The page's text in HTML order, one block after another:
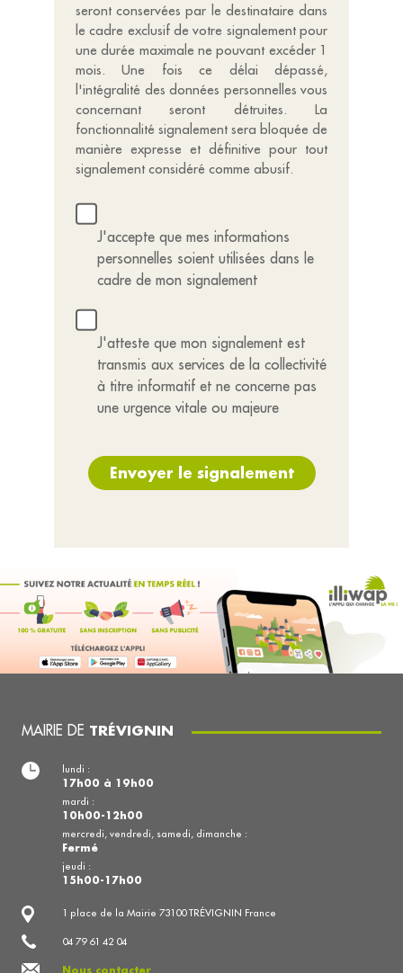
seront conservées par le destinataire dans
le cadre exclusif de votre signalement pour
une durée maximale ne pouvant excéder 1
mois. Une fois ce délai dépassé,
l'intégralité des données personnelles vous
concernant seront détruites. La
fonctionnalité signalement sera bloquée de
manière expresse et définitive pour tout
signalement considéré comme abusif.
J'accepte que mes informations
personnelles soient utilisées dans le
cadre de mon signalement
J'atteste que mon signalement est
transmis aux services de la collectivité
à titre informatif et ne concerne pas
une urgence vitale ou majeure
Envoyer le signalement
MAIRIE DE TRÉVIGNIN
1 place de la Mairie 73100 TRÉVIGNIN France
04 79 61 42 04
Nous contacter
lundi :
17h00 à 19h00
mardi :
10h00-12h00
mercredi, vendredi, samedi, dimanche :
Fermé
jeudi :
15h00-17h00